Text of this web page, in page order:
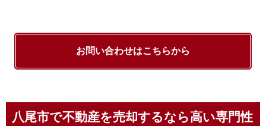
お問い合わせはこちらから
八尾市で不動産を売却するなら高い専門性